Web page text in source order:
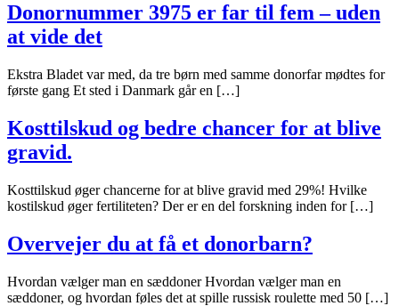
Donornummer 3975 er far til fem – uden
at vide det
Ekstra Bladet var med, da tre børn med samme donorfar mødtes for
første gang Et sted i Danmark går en […]
Kosttilskud og bedre chancer for at blive
gravid.
Kosttilskud øger chancerne for at blive gravid med 29%! Hvilke
kostilskud øger fertiliteten? Der er en del forskning inden for […]
Overvejer du at få et donorbarn?
Hvordan vælger man en sæddoner Hvordan vælger man en
sæddoner, og hvordan føles det at spille russisk roulette med 50 […]